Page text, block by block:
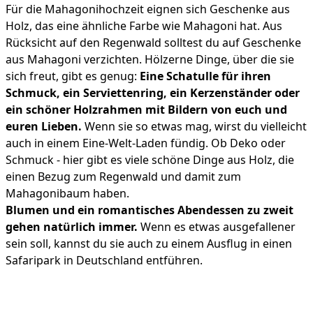
Für die Mahagonihochzeit eignen sich Geschenke aus
Holz, das eine ähnliche Farbe wie Mahagoni hat. Aus
Rücksicht auf den Regenwald solltest du auf Geschenke
aus Mahagoni verzichten. Hölzerne Dinge, über die sie
sich freut, gibt es genug: Eine Schatulle für ihren
Schmuck, ein Serviettenring, ein Kerzenständer oder
ein schöner Holzrahmen mit Bildern von euch und
euren Lieben. Wenn sie so etwas mag, wirst du vielleicht
auch in einem Eine-Welt-Laden fündig. Ob Deko oder
Schmuck - hier gibt es viele schöne Dinge aus Holz, die
einen Bezug zum Regenwald und damit zum
Mahagonibaum haben.
Blumen und ein romantisches Abendessen zu zweit
gehen natürlich immer. Wenn es etwas ausgefallener
sein soll, kannst du sie auch zu einem Ausflug in einen
Safaripark in Deutschland entführen.